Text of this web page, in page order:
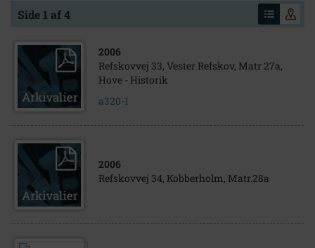
Side 1 af 4
2006
Refskovvej 33, Vester Refskov, Matr 27a,
Hove - Historik
a320-1
2006
Refskovvej 34, Kobberholm, Matr.28a